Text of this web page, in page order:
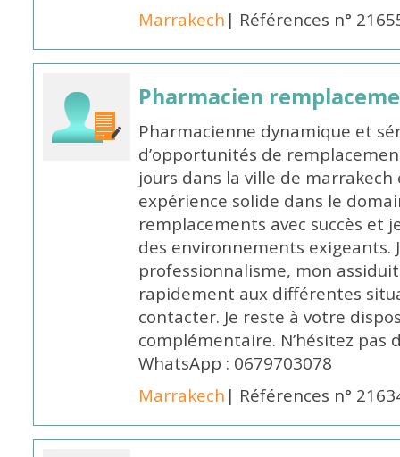
Marrakech | Références n°
Pharmacien
Pharmacienne dynamique et
d’opportunités de
jours dans la ville de marrakech
expérience solide dans le
remplacements avec succès et
des environnements exigeants.
professionnalisme, mon
rapidement aux différentes
contacter. Je reste à votre
complémentaire. N’hésitez
WhatsApp : 0679703078
Marrakech | Références n°